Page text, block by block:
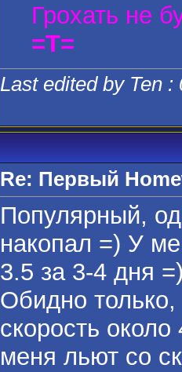
Грохать не
=T=
Last edited by Ten
Re: Первый
Популярный,
накопал =) У
3.5 за 3-4 дня
Обидно только,
скорость
меня льют со